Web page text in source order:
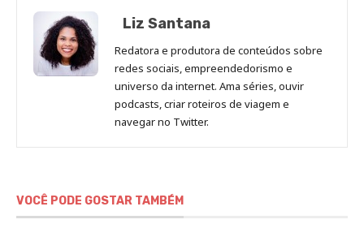
Liz Santana
Redatora e produtora de conteúdos sobre
redes sociais, empreendedorismo e
universo da internet. Ama séries, ouvir
podcasts, criar roteiros de viagem e
navegar no Twitter.
VOCÊ PODE GOSTAR TAMBÉM